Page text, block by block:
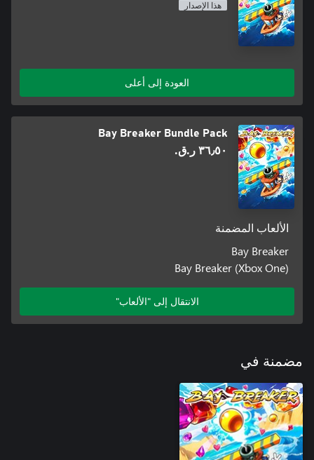
هذا الإصدار
العودة إلى أعلى
Bay Breaker Bundle Pack
٣٦٫٥٠ ر.ق.‏
الألعاب المضمنة
Bay Breaker
Bay Breaker (Xbox One)
الانتقال إلى "الألعاب"
مضمنة في